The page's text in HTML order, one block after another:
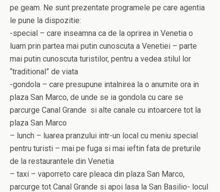
pe geam. Ne sunt prezentate programele pe care agentia
le pune la dispozitie:
-special – care inseamna ca de la oprirea in Venetia o
luam prin partea mai putin cunoscuta a Venetiei – parte
mai putin cunoscuta turistilor, pentru a vedea stilul lor
“traditional” de viata
-gondola – care presupune intalnirea la o anumite ora in
plaza San Marco, de unde se ia gondola cu care se
parcurge Canal Grande si alte canale cu intoarcere tot la
plaza San Marco
– lunch – luarea pranzului intr-un local cu meniu special
pentru turisti – mai pe fuga si mai ieftin fata de preturile
de la restaurantele din Venetia
– taxi – vaporreto care pleaca din plaza San Marco,
parcurge tot Canal Grande si apoi lasa la San Basilio- locul